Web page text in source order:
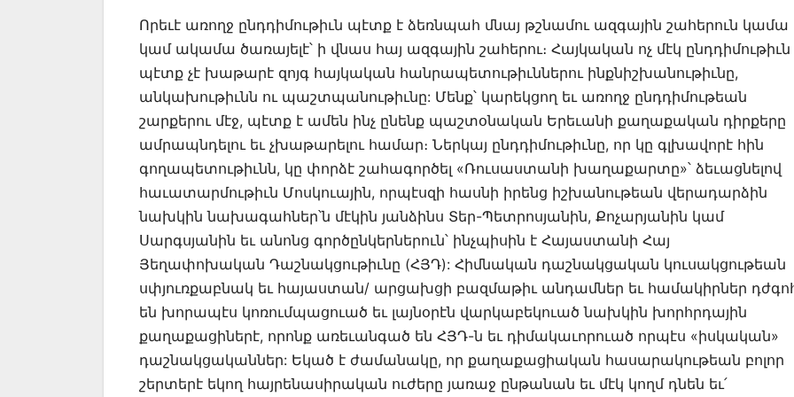
Որեւէ առողջ ընդդիմութիւն պէտք է ձեռնպահ մնայ թշնամու ազգային շահերուն կամա
կամ ակամա ծառայելէ՝ ի վնաս հայ ազգային շահերու։ Հայկական ոչ մէկ ընդդիմութիւն
պէտք չէ խաթարէ զոյգ հայկական հանրապետութիւններու ինքնիշխանութիւնը,
անկախութիւնն ու պաշտպանութիւնը: Մենք՝ կարեկցող եւ առողջ ընդդիմութեան
շարքերու մէջ, պէտք է ամեն ինչ ընենք պաշտօնական Երեւանի քաղաքական դիրքերը
ամրապնդելու եւ չխաթարելու համար։ Ներկայ ընդդիմութիւնը, որ կը գլխավորէ հին
գողապետութիւնն, կը փորձէ շահագործել «Ռուսաստանի խաղաքարտը»՝ ձեւացնելով
հաւատարմութիւն Մոսկուային, որպէսզի հասնի իրենց իշխանութեան վերադարձին
նախկին նախագահներ՝ն մէկին յանձինս Տեր-Պետրոսյանին, Քոչարյանին կամ
Սարգսյանին եւ անոնց գործընկերներուն՝ ինչպիսին է Հայաստանի Հայ
Յեղափոխական Դաշնակցութիւնը (ՀՅԴ): Հիմնական դաշնակցական կուսակցութեան
սփյուռքաբնակ եւ հայաստան/ արցախցի բազմաթիւ անդամներ եւ համակիրներ
են խորապէս կոռումպացուած եւ լայնօրէն վարկաբեկուած նախկին խորհրդային
քաղաքացիներէ, որոնք առեւանգած են ՀՅԴ-ն եւ դիմակաւորուած որպէս «իսկական»
դաշնակցականներ: Եկած է ժամանակը, որ քաղաքացիական հասարակութեան բոլոր
շերտերէ եկող հայրենասիրական ուժերը յառաջ ընթանան եւ մէկ կողմ դնեն եւ՛